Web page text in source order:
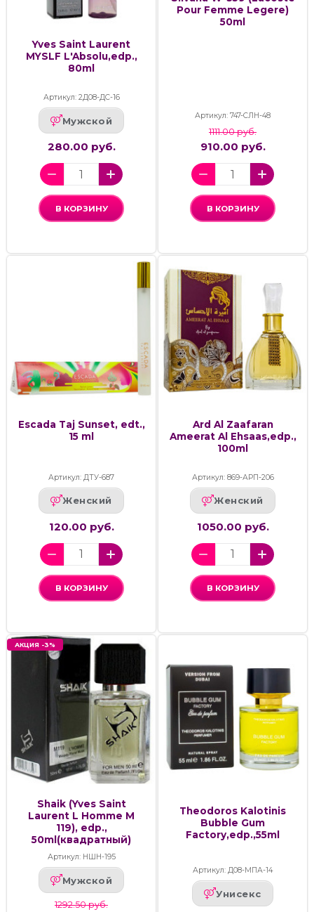
Yves Saint Laurent
MYSLF L'Absolu,edp.,
80ml
Артикул: 2Д08-ДС-16
Мужской
280.00 руб.
В КОРЗИНУ
Pour Femme Legere)
50ml
Артикул: 747-СЛН-48
1111.00 руб.
910.00 руб.
В КОРЗИНУ
Escada Taj Sunset, edt.,
15 ml
Артикул: ДТУ-687
Женский
120.00 руб.
В КОРЗИНУ
Ard Al Zaafaran
Ameerat Al Ehsaas,edp.,
100ml
Артикул: 869-АРП-206
Женский
1050.00 руб.
В КОРЗИНУ
АКЦИЯ -3%
Shaik (Yves Saint
Laurent L Homme M
119), edp.,
50ml(квадратный)
Артикул: НШН-195
Мужской
1292.50 руб.
Theodoros Kalotinis
Bubble Gum
Factory,edp.,55ml
Артикул: Д08-МПА-14
Унисекс